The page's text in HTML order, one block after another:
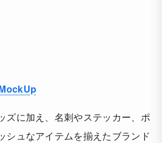
ズに加え、名刺やステッカー、ポ
シュなアイテムを揃えたブランド